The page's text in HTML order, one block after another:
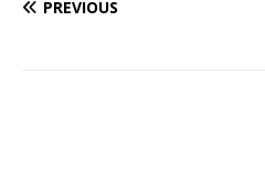
PREVIOUS